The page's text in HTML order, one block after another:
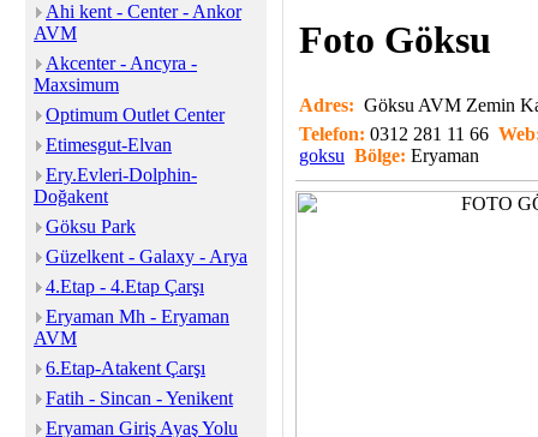
Ahi kent - Center - Ankor
AVM
Akcenter - Ancyra -
Maxsimum
Optimum Outlet Center
Etimesgut-Elvan
Ery.Evleri-Dolphin-
Doğakent
Göksu Park
Güzelkent - Galaxy - Arya
4.Etap - 4.Etap Çarşı
Eryaman Mh - Eryaman
AVM
6.Etap-Atakent Çarşı
Fatih - Sincan - Yenikent
Eryaman Giriş Ayaş Yolu
Foto Göksu
Adres: Göksu AVM Zemin
Telefon: 0312 281 11 66
goksu Bölge: Eryaman